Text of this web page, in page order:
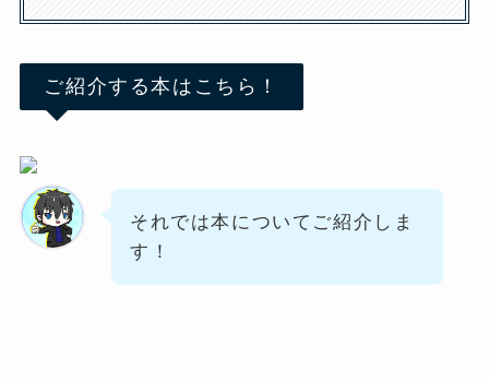
ご紹介する本はこちら！
それでは本についてご紹介しま
す！